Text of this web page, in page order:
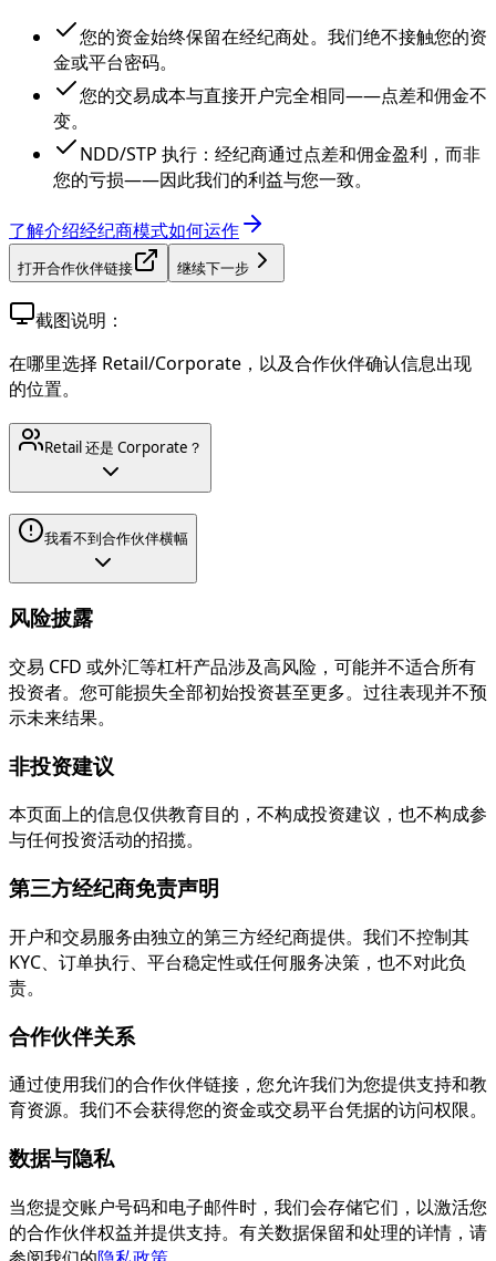
您的资金始终保留在经纪商处。我们绝不接触您的资
金或平台密码。
您的交易成本与直接开户完全相同——点差和佣金不
变。
NDD/STP 执行：经纪商通过点差和佣金盈利，而非
您的亏损——因此我们的利益与您一致。
了解介绍经纪商模式如何运作
打开合作伙伴链接 继续下一步
截图说明：
在哪里选择 Retail/Corporate，以及合作伙伴确认信息出现
的位置。
Retail 还是 Corporate？
我看不到合作伙伴横幅
风险披露
交易 CFD 或外汇等杠杆产品涉及高风险，可能并不适合所有
投资者。您可能损失全部初始投资甚至更多。过往表现并不预
示未来结果。
非投资建议
本页面上的信息仅供教育目的，不构成投资建议，也不构成参
与任何投资活动的招揽。
第三方经纪商免责声明
开户和交易服务由独立的第三方经纪商提供。我们不控制其
KYC、订单执行、平台稳定性或任何服务决策，也不对此负
责。
合作伙伴关系
通过使用我们的合作伙伴链接，您允许我们为您提供支持和教
育资源。我们不会获得您的资金或交易平台凭据的访问权限。
数据与隐私
当您提交账户号码和电子邮件时，我们会存储它们，以激活您
的合作伙伴权益并提供支持。有关数据保留和处理的详情，请